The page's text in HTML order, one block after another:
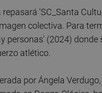
'SC_Santa
colectiva. Para
personas' (2024)
atlético.
por Ángela